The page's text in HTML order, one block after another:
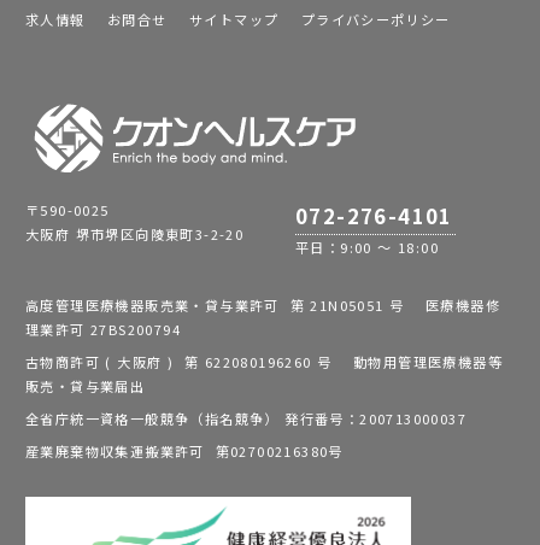
求人情報
お問合せ サイトマップ プライバシーポリシー
〒590-0025
大阪府 堺市堺区向陵東町3-2-20
072-276-4101
平日：9:00 ～ 18:00
高度管理医療機器販売業・貸与業許可 第 21N05051 号 医療機器修
理業許可 27BS200794
古物商許可 ( 大阪府 ) 第 622080196260 号 動物用管理医療機器等
販売・貸与業届出
全省庁統一資格一般競争（指名競争） 発行番号：200713000037
産業廃棄物収集運搬業許可 第02700216380号